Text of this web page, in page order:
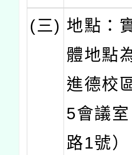
(三) 地點：
體地點
進德校
5會議
路1號